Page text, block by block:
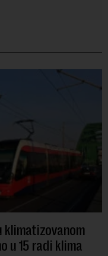
klimatizovanom
u 15 radi klima